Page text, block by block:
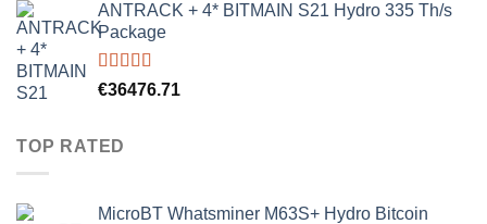
ANTRACK + 4* BITMAIN S21 Hydro 335 Th/s
Package
Rated5.00
€36476.71
TOP RATED
MicroBT Whatsminer M63S+ Hydro Bitcoin